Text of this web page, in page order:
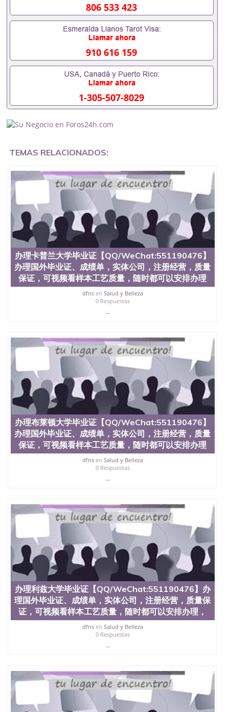
材料，随时都可以安排办理，毕业证成绩单，学校，
专业，学位，毕业时间都可以根据客户要求安排。 国
内找工作假的毕业证可以用吗551190476假的毕业证
成绩单可以办学历认证吗551190476要定居国外需要
办理什么材料551190476入职事业单位/国企假的毕业
证会查吗551190476入职国企/事业单位需要些什么材
料551190476办理假毕业证在国内能用吗, 挂科拿不到
毕业证怎么办, 毕业证丢了怎么办, 没有正常毕业怎么
办理毕业证,没毕业可以办学历认证吗,您是否因为中
途辍学、挂科而没有正常毕业551190476您是否因为
递交材料不齐而被拒之门外551190476您是否因没正
读了,成绩不理想毕不了业怎么办551190476找工作没
吗551190476哪里可以买国外文凭551190476国外本
作吗551190476怎么办理 外假毕业证551190476哪里
可以制作美国毕业证551190476哪里可以办理澳洲毕
业证551190476留学生在哪里可以买假毕业证
551190476哪里可以办理加拿大毕业证551190476申
请学校办理假的毕业证成绩单可以吗551190476哪里
可以办理水印成绩单551190476哪里可以修改成绩单
GPA分数551190476假毕业证能查出来吗551190476
假文凭网上能查到吗551190476 如何拿到国外毕业证
QQ微信551190476办假大学毕业证QQ微信551190476
国外毕业证去哪认证QQ微信551190476找毕业证封皮
QQ微信551190476国外毕业证外壳定制QQ微信
551190476快速代办国外毕业证QQ微信551190476快
速拿到国外文凭QQ微信551190476国外留学文凭认证
QQ微信551190476国外文凭回国认证QQ微信
551190476泰国文凭办理QQ微信551190476法国留学
德国留学回国证明QQ微信551190476爱尔兰留学回国
证明QQ微信551190476国外硕士文凭办理QQ微信
551190476 网上买文凭可靠吗QQ微信551190476买国
外文凭质量QQ微信551190476国外本科毕业证怎么办
理QQ微信551190476国外大学文凭真制作QQ微信
551190476办国外文凭可找工作QQ微信551190476国
外大学有毕业证QQ微信551190476办理国外毕业证价
格QQ微信551190476国外编号查询QQ微信551190476
办理国外文凭要交定金吗QQ微信551190476办国外可
查文凭QQ微信551190476网上购买真文凭可信吗QQ
微信551190476学士学位证书查询机构QQ微信
551190476 国外资格证书办理QQ微信551190476如何
办理学历认证QQ微信551190476海外文凭认证办理
QQ微信551190476 圣何塞州立大学（San Jose State
University, 又译为“圣荷西州立大学”）成立于1857
心，占地154公顷。它是一所位于加利福尼亚州的著
名综合性公立大学，它以极高的就业率，全美名列前
茅的毕业薪资，浓厚的多元化学术氛围，杰出的本科
教育质量，被《福克斯》杂志评选为全美50强公立综
合性大学，每年有来自世界各地的成百上千的海外学
生前往求学。 至今，这是一所在世界上享有学术地
位、声誉、实习机会和影响力的高等教育机构，并获
誉为美国本科教育质量的核心代表。其计算机系与会
计系更是在当今美国大学教学排名中表现优异。其毕
业生大多可以在其所处地域的世界硅谷中心得到工作
机会。许多硅谷公司甚至在学生大三和大四的学期提
供许多相应科系的实习机会。无论是加州大学系统
(UC)，还是加州州立大学系统(CSU), 圣何塞州立大学
都占据着加州所有大学中的地理位置。 圣何塞州立大
学座落于硅谷(Silicon Valley), 于附近的旧金山-圣何塞
国的学生来此就读。其有名的科系如计算机科学，电
子工程学，工商管理学，艺术设计，和航空学等，深
受性肯定及好评；而各种大学部和研究所的商学课程
也吸引了众多不同国家的专业人士前来研究与学习。
806 533 423
910 616 159
1-305-507-8029
TEMAS RELACIONADOS:
办理卡普兰大学毕业证【QQ/WeChat:551190476】
办理国外毕业证、成绩单，实体公司，注册经营，质量
保证，可视频看样本工艺质量，随时都可以安排办理
dfnsen Salud y Belleza
0 Respuestas
...
办理布莱顿大学毕业证【QQ/WeChat:551190476】
办理国外毕业证、成绩单，实体公司，注册经营，质量
保证，可视频看样本工艺质量，随时都可以安排办理
dfnsen Salud y Belleza
0 Respuestas
...
办理利兹大学毕业证【QQ/WeChat:551190476】办
理国外毕业证、成绩单，实体公司，注册经营，质量保
证，可视频看样本工艺质量，随时都可以安排办理，
dfnsen Salud y Belleza
0 Respuestas
...